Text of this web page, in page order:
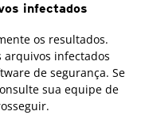
infectados
os resultados.
arquivos infectados
de segurança. Se
sua equipe de